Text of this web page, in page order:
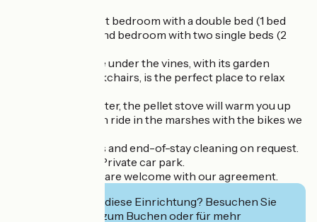
Upstairs is the first bedroom with a double bed (1 bed
140) and the second bedroom with two single beds (2
The shady terrace under the vines, with its garden
furniture and deckchairs, is the perfect place to relax
In autumn and winter, the pellet stove will warm you up
after a long garden ride in the marshes with the bikes we
Beds made, towels and end-of-stay cleaning on request.
Loan of bicycles. Private car park.
No smoking. Pets are welcome with our agreement.
Interessiert Sie diese Einrichtung? Besuchen Sie
deren Website zum Buchen oder für mehr